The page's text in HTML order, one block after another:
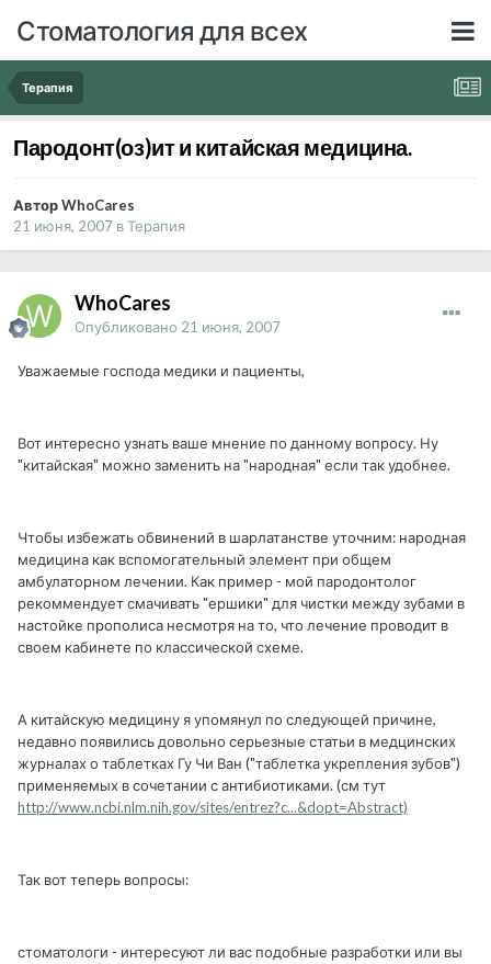
Стоматология для всех
Терапия
Пародонт(оз)ит и китайская медицина.
Автор WhoCares
21 июня, 2007 вТерапия
WhoCares
Опубликовано 21 июня, 2007
Уважаемые господа медики и пациенты,
Вот интересно узнать ваше мнение по данному вопросу. Ну
"китайская" можно заменить на "народная" если так удобнее.
Чтобы избежать обвинений в шарлатанстве уточним: народная
медицина как вспомогательный элемент при общем
амбулаторном лечении. Как пример - мой пародонтолог
рекоммендует смачивать "ершики" для чистки между зубами в
настойке прополиса несмотря на то, что лечение проводит в
своем кабинете по классической схеме.
А китайскую медицину я упомянул по следующей причине,
недавно появились довольно серьезные статьи в медцинских
журналах о таблетках Гу Чи Ван ("таблетка укрепления зубов")
применяемых в сочетании с антибиотиками. (см тут
http://www.ncbi.nlm.nih.gov/sites/entrez?c...&dopt=Abstract)
Так вот теперь вопросы:
стоматологи - интересуют ли вас подобные разработки или вы